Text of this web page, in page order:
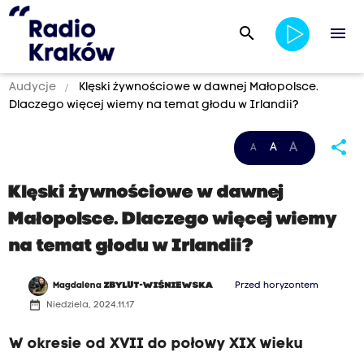
search menu
Audycje
Klęski żywnościowe w dawnej Małopolsce.
Dlaczego więcej wiemy na temat głodu w Irlandii?
A A A share
Klęski żywnościowe w dawnej
Małopolsce. Dlaczego więcej wiemy
na temat głodu w Irlandii?
MagdalenaZBYLUT-WIŚNIEWSKA Przed horyzontem
date_range Niedziela, 2024.11.17
W okresie od XVII do połowy XIX wieku